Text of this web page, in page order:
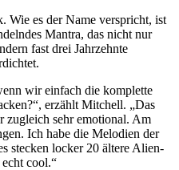
Wie es der Name verspricht, ist
Mantra, das nicht nur
fast drei Jahrzehnte
wir einfach die komplette
erzählt Mitchell. „Das
zugleich sehr emotional. Am
Ich habe die Melodien der
stecken locker 20 ältere Alien-
cool.“